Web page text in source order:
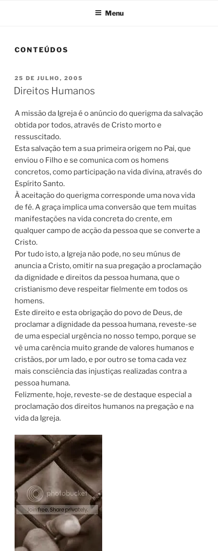
Menu
CONTEÚDOS
PUBLICADO
EM
25 DE JULHO, 2005
Direitos Humanos
A missão da Igreja é o anúncio do querigma da salvação
obtida por todos, através de Cristo morto e
ressuscitado.
Esta salvação tem a sua primeira origem no Pai, que
enviou o Filho e se comunica com os homens
concretos, como participação na vida divina, através do
Espírito Santo.
À aceitação do querigma corresponde uma nova vida
de fé. A graça implica uma conversão que tem muitas
manifestações na vida concreta do crente, em
qualquer campo de acção da pessoa que se converte a
Cristo.
Por tudo isto, a Igreja não pode, no seu múnus de
anuncia a Cristo, omitir na sua pregação a proclamação
da dignidade e direitos da pessoa humana, que o
cristianismo deve respeitar fielmente em todos os
homens.
Este direito e esta obrigação do povo de Deus, de
proclamar a dignidade da pessoa humana, reveste-se
de uma especial urgência no nosso tempo, porque se
vê uma carência muito grande de valores humanos e
cristãos, por um lado, e por outro se toma cada vez
mais consciência das injustiças realizadas contra a
pessoa humana.
Felizmente, hoje, reveste-se de destaque especial a
proclamação dos direitos humanos na pregação e na
vida da Igreja.